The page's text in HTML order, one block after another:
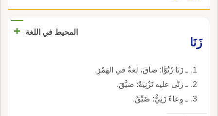
المحيط في اللغة
+
زَنَا
ـ زَنَا زُنُوًّا: ضاقَ، لغةٌ في الهَمْزِ.
ـ زنَّى عليه تَزْنِيَةً: ضيَّقَ.
ـ وِعاءٌ زَنِيٌّ: ضَيِّقٌ.